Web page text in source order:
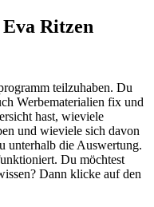
Ritzen
teilzuhaben. Du
Werbematerialien fix und
hast, wieviele
und wieviele sich davon
unterhalb die Auswertung.
Du möchtest
Dann klicke auf den